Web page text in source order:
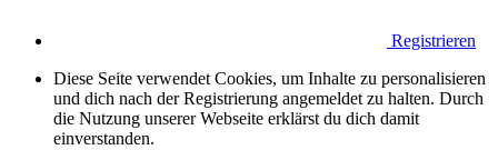
Registrieren
Diese Seite verwendet Cookies, um Inhalte zu personalisieren
und dich nach der Registrierung angemeldet zu halten. Durch
die Nutzung unserer Webseite erklärst du dich damit
einverstanden.